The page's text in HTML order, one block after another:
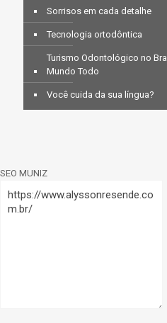
Sorrisos em cada detalhe
Tecnologia ortodôntica
Turismo Odontológico no
Mundo Todo
Você cuida da sua língua?
SEO MUNIZ